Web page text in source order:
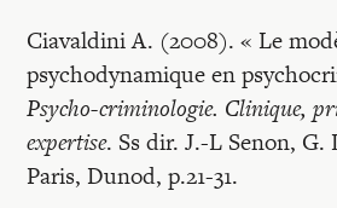
Ciavaldini A. (2008). « Le
psychodynamique en
Psycho-criminologie. Clinique,
expertise. Ss dir. J.-L Senon, G.
Paris, Dunod, p.21-31.